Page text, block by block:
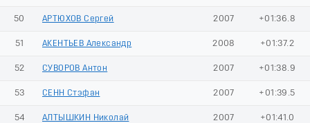
50 АРТЮХОВ Сергей 2007 +01:36.8
51 АКЕНТЬЕВ Александр 2008 +01:37.2
52 СУВОРОВ Антон 2007 +01:38.9
53 СЕНН Стэфан 2007 +01:39.5
54 АЛТЫШКИН Николай 2007 +01:41.0